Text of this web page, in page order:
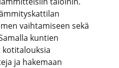
vaihtamiseen sekä
kuntien
ja hakemaan